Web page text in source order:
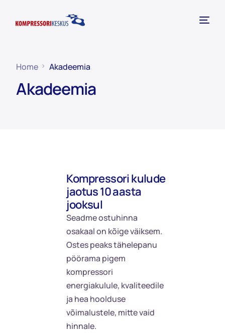
Home Akadeemia
Akadeemia
Kompressori kulude
jaotus 10 aasta
jooksul
Seadme ostuhinna
osakaal on kõige väiksem.
Ostes peaks tähelepanu
pöörama pigem
kompressori
energiakulule, kvaliteedile
ja hea hoolduse
võimalustele, mitte vaid
hinnale.